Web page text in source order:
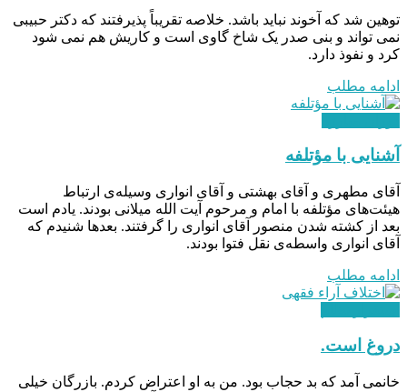
توهین شد که آخوند نباید باشد. خلاصه تقریباً پذیرفتند که دکتر حبیبی
نمی تواند و بنی صدر یک شاخ گاوی است و کاریش هم نمی شود
کرد و نفوذ دارد.
ادامه مطلب
آشنایی با مؤتلفه
آقای مطهری و آقای بهشتی و آقای انواری وسیله‌ی ارتباط
هیئت‌های مؤتلفه با امام و مرحوم آیت الله میلانی بودند. یادم است
بعد از کشته شدن منصور آقای انواری را گرفتند. بعدها شنیدم که
آقای انواری واسطه‌ی نقل فتوا بودند.
ادامه مطلب
دروغ است.
خانمی آمد که بد حجاب بود. من به او اعتراض کردم. بازرگان خیلی